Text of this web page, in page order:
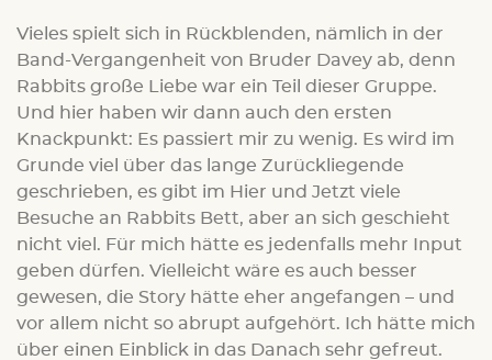
Vieles spielt sich in Rückblenden, nämlich in der
Band-Vergangenheit von Bruder Davey ab, denn
Rabbits große Liebe war ein Teil dieser Gruppe.
Und hier haben wir dann auch den ersten
Knackpunkt: Es passiert mir zu wenig. Es wird im
Grunde viel über das lange Zurückliegende
geschrieben, es gibt im Hier und Jetzt viele
Besuche an Rabbits Bett, aber an sich geschieht
nicht viel. Für mich hätte es jedenfalls mehr Input
geben dürfen. Vielleicht wäre es auch besser
gewesen, die Story hätte eher angefangen – und
vor allem nicht so abrupt aufgehört. Ich hätte mich
über einen Einblick in das Danach sehr gefreut.